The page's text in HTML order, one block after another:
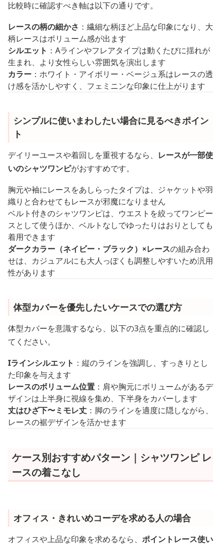
比較時に確認すべき軸は以下の通りです。
レースの柄の細かさ ：繊細な柄ほど上品な印象になり、大
柄レースはボリューム感が出ます
シルエット ：Aラインやフレアタイプは動くたびに揺れが
生まれ、より女性らしい雰囲気を演出します
カラー ：ホワイト・アイボリー・ベージュ系はレースの透
け感を活かしやすく、フェミニンな印象に仕上がります
シンプルに使いまわしたい場合に見るべきポイン
ト
デイリーユースや着回しを重視するなら、 レースが一部使
いのシャツワンピがおすすめです。
胸元や袖にレースをあしらったタイプは、ジャケットや羽
織りと合わせてもレースが邪魔になりません
ベルト付きのシャツワンピは、ウエストを絞ってワンピー
スとして使うほか、ベルトなしでゆったりはおりとしても
着用できます
ダークカラー（ネイビー・ブラック）×レースの組み合わ
せは、カジュアルにも大人っぽくも調整しやすいため汎用
性があります
体型カバーを優先したいケースでの選び方
体型カバーを意識するなら、以下の3点を重点的に確認し
てください。
Iラインシルエット ：縦のラインを強調し、すっきりとし
た印象を与えます
レースのボリューム位置 ：肩や胸元にボリュームがあるデ
ザインは上半身に視線を集め、下半身をカバーします
丈はひざ下〜ミモレ丈 ：脚のラインを適度に隠しながら、
レースの裾デザインを活かせます
ケース別おすすめパターン｜シャツワンピ レ
ースの着こなし
オフィス・きれいめコーデを求める人の場合
オフィスや上品な印象を求めるなら、 ポイントレース使い